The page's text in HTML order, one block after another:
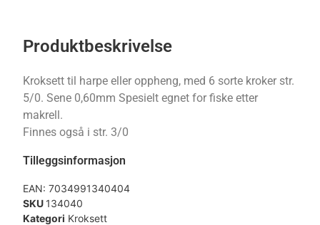
Produktbeskrivelse
Kroksett til harpe eller oppheng, med 6 sorte kroker str.
5/0. Sene 0,60mm Spesielt egnet for fiske etter
makrell.
Finnes også i str. 3/0
Tilleggsinformasjon
EAN:7034991340404
SKU 134040
Kategori Kroksett